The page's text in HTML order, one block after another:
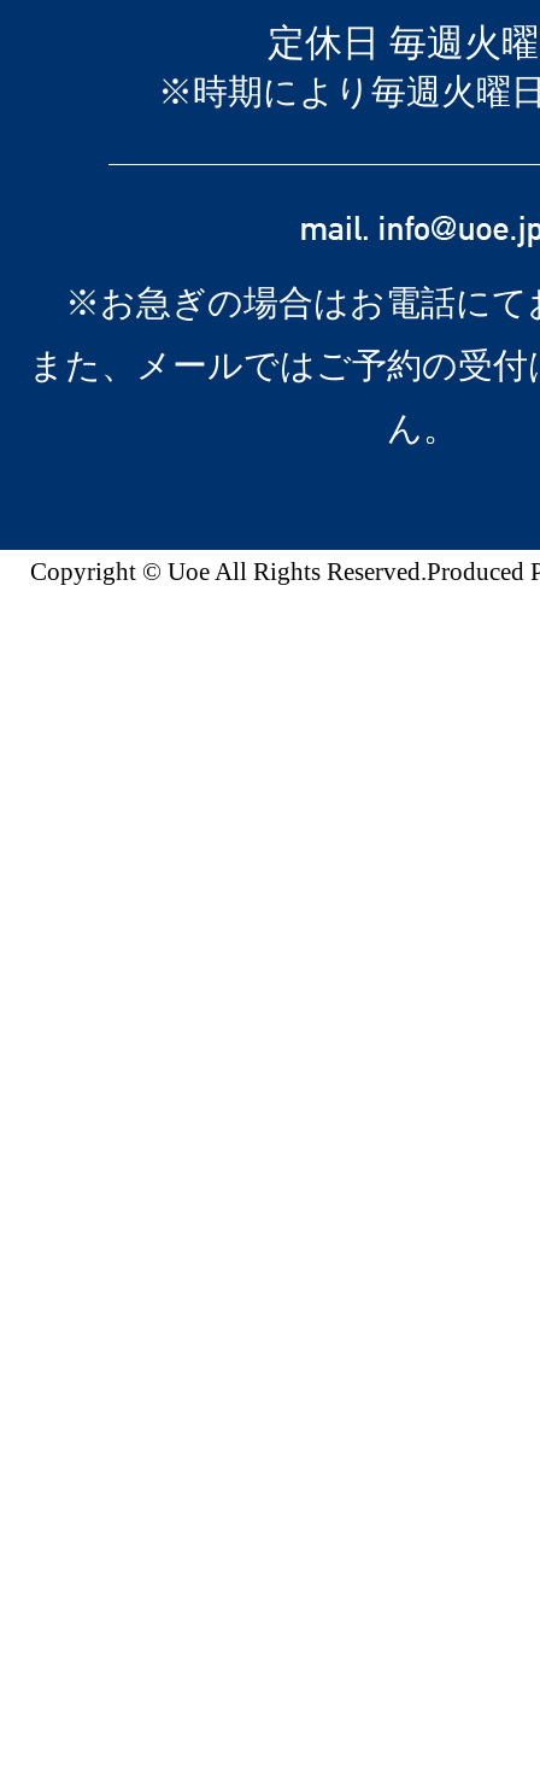
定休日 毎週火
※時期により毎週火曜
※お急ぎの場合はお電話にて
また、メールではご予約の受
ん。
Copyright © Uoe All Rights Reserved.Produced